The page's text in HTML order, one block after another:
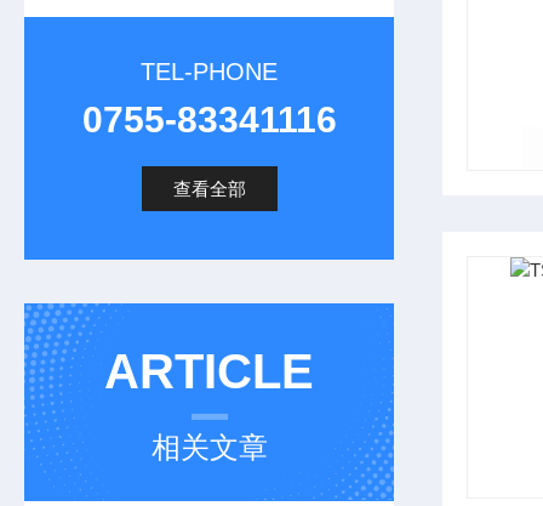
TEL-PHONE
0755-83341116
查看全部
ARTICLE
相关文章